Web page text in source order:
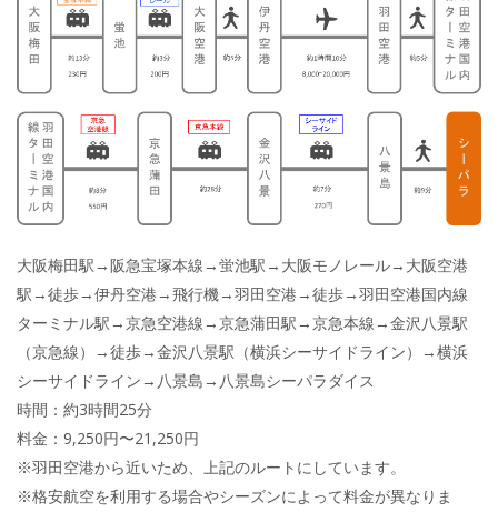
大阪梅田駅→阪急宝塚本線→蛍池駅→大阪モノレール→大阪空港
駅→徒歩→伊丹空港→飛行機→羽田空港→徒歩→羽田空港国内線
ターミナル駅→京急空港線→京急蒲田駅→京急本線→金沢八景駅
（京急線）→徒歩→金沢八景駅（横浜シーサイドライン）→横浜
シーサイドライン→八景島→八景島シーパラダイス
時間：約3時間25分
料金：9,250円〜21,250円
※羽田空港から近いため、上記のルートにしています。
※格安航空を利用する場合やシーズンによって料金が異なりま